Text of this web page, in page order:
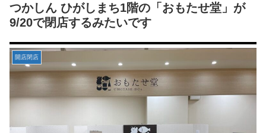
つかしん ひがしまち1階の「おもたせ堂」が
9/20で閉店するみたいです
開店閉店